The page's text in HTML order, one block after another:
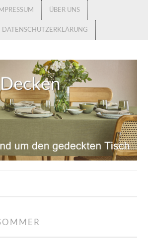
IMPRESSUM ÜBER UNS
DATENSCHUTZERKLÄRUNG